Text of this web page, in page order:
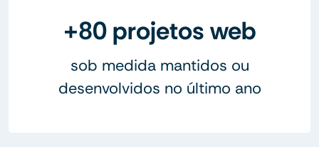
+80 projetos web
sob medida mantidos ou
desenvolvidos no último ano